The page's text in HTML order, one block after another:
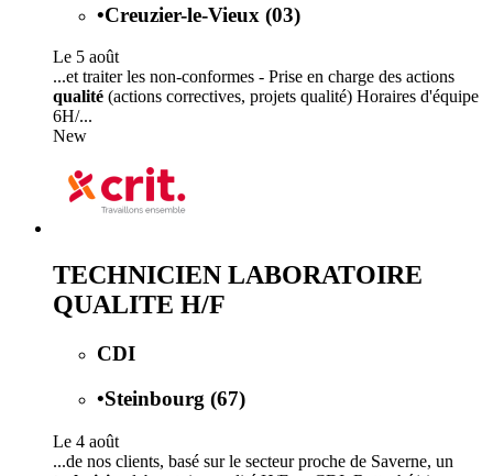
•Creuzier-le-Vieux (03)
Le 5 août
...et traiter les non-conformes - Prise en charge des actions
qualité (actions correctives, projets qualité) Horaires d'équipe
6H/...
New
TECHNICIEN LABORATOIRE
QUALITE H/F
CDI
•Steinbourg (67)
Le 4 août
...de nos clients, basé sur le secteur proche de Saverne, un